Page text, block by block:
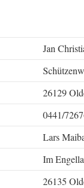
Jan
26129
0441/
Lars
Im
26135